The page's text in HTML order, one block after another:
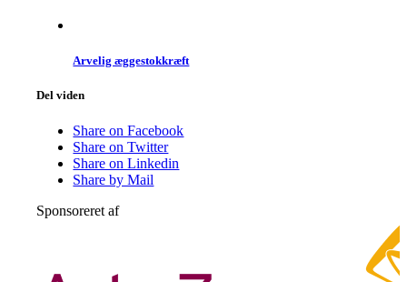
Arvelig æggestok­kræft
Del viden
Share on Facebook
Share on Twitter
Share on Linkedin
Share by Mail
Sponsoreret af